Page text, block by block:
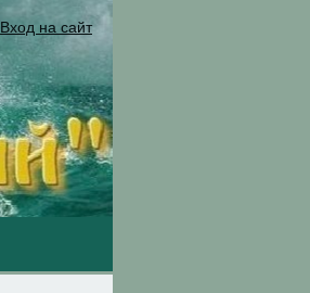
Вход на сайт